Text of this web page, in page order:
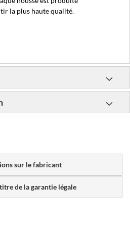
la plus haute qualité.
sur le fabricant
de la garantie légale